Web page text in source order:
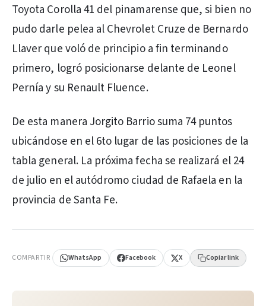
Toyota Corolla 41 del pinamarense que, si bien no
pudo darle pelea al Chevrolet Cruze de Bernardo
Llaver que voló de principio a fin terminando
primero, logró posicionarse delante de Leonel
Pernía y su Renault Fluence.
De esta manera Jorgito Barrio suma 74 puntos
ubicándose en el 6to lugar de las posiciones de la
tabla general. La próxima fecha se realizará el 24
de julio en el autódromo ciudad de Rafaela en la
provincia de Santa Fe.
COMPARTIR WhatsApp Facebook X Copiar link